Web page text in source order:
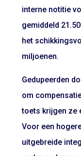
interne notitie
gemiddeld
het
miljoenen.
Gedupeerden
om
toets krijgen ze
Voor een
uitgebreide